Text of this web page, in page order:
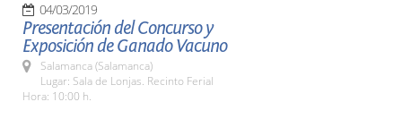
04/03/2019
Presentación del Concurso y
Exposición de Ganado Vacuno
Salamanca (Salamanca)
Lugar: Sala de Lonjas. Recinto Ferial
Hora: 10:00 h.